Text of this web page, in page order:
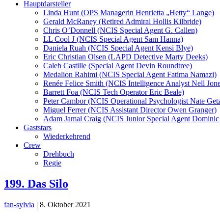
Hauptdarsteller
Linda Hunt (OPS Managerin Henrietta „Hetty“ Lange)
Gerald McRaney (Retired Admiral Hollis Kilbride)
Chris O’Donnell (NCIS Special Agent G. Callen)
LL Cool J (NCIS Special Agent Sam Hanna)
Daniela Ruah (NCIS Special Agent Kensi Blye)
Eric Christian Olsen (LAPD Detective Marty Deeks)
Caleb Castille (Special Agent Devin Roundtree)
Medalion Rahimi (NCIS Special Agent Fatima Namazi)
Renée Felice Smith (NCIS Intelligence Analyst Nell
Barrett Foa (NCIS Tech Operator Eric Beale)
Peter Cambor (NCIS Operational Psychologist Nate
Miguel Ferrer (NCIS Assistant Director Owen Granger)
Adam Jamal Craig (NCIS Junior Special Agent
Gaststars
Wiederkehrend
Crew
Drehbuch
Regie
199. Das Silo
fan-sylvia | 8. Oktober 2021